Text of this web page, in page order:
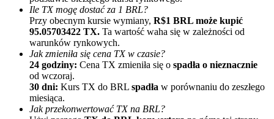
Polecaj
Ile TX mogę dostać za 1 BRL?
Przy obecnym kursie wymiany, R$1 BRL może kupić
95.05703422 TX. Ta wartość waha się w zależności od
warunków rynkowych.
Jak zmieniła się cena TX w czasie?
24 godziny: Cena TX zmieniła się o spadła o nieznacznie
od wczoraj.
30 dni: Kurs TX do BRL spadła w porównaniu do zeszłego
miesiąca.
Jak przekonwertować TX na BRL?